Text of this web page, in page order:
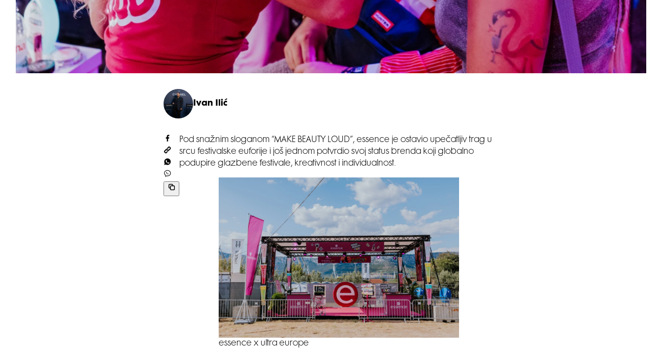
Ivan Ilić
Pod snažnim sloganom “MAKE BEAUTY LOUD”, essence je ostavio upečatljiv trag u
srcu festivalske euforije i još jednom potvrdio svoj status brenda koji globalno
podupire glazbene festivale, kreativnost i individualnost.
essence x ultra europe